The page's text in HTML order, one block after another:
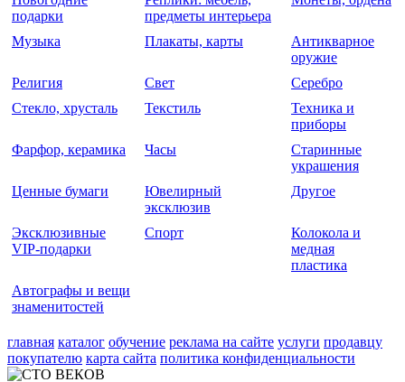
подарки
предметы интерьера
Музыка Плакаты, карты
Антикварное
оружие
Религия
Свет
Серебро
Стекло, хрусталь
Текстиль
Техника и
приборы
Фарфор, керамика
Часы
Старинные
украшения
Ценные бумаги
Ювелирный
эксклюзив
Другое
Эксклюзивные
VIP-подарки
Спорт
Колокола и
медная
пластика
Автографы и вещи
знаменитостей
главная каталог обучение реклама на сайте услуги продавцу
покупателю карта сайта политика конфиденциальности